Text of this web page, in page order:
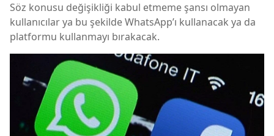
Söz konusu değişikliği kabul etmeme şansı olmayan
kullanıcılar ya bu şekilde WhatsApp’ı kullanacak ya da
platformu kullanmayı bırakacak.